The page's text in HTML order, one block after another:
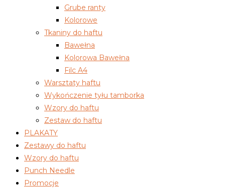
Grube ranty
Kolorowe
Tkaniny do haftu
Bawełna
Kolorowa Bawełna
Filc A4
Warsztaty haftu
Wykończenie tyłu tamborka
Wzory do haftu
Zestaw do haftu
PLAKATY
Zestawy do haftu
Wzory do haftu
Punch Needle
Promocje